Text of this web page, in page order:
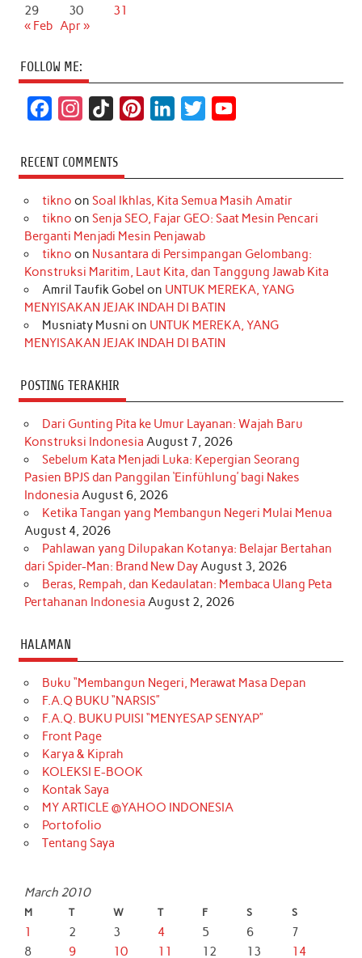
29
30
31
« Feb Apr »
FOLLOW ME:
c
e
b
o
k
s
t
a
r
a
m
k
T
o
k
t
e
r
e
s
t
k
e
d
I
n
t
t
r
T
u
e
RECENT COMMENTS
tikno on Soal Ikhlas, Kita Semua Masih Amatir
tikno on Senja SEO, Fajar GEO: Saat Mesin Pencari
Berganti Menjadi Mesin Penjawab
tikno on Nusantara di Persimpangan Gelombang:
Konstruksi Maritim, Laut Kita, dan Tanggung Jawab Kita
Amril Taufik Gobel on UNTUK MEREKA, YANG
MENYISAKAN JEJAK INDAH DI BATIN
Musniaty Musni on UNTUK MEREKA, YANG
MENYISAKAN JEJAK INDAH DI BATIN
POSTING TERAKHIR
Dari Gunting Pita ke Umur Layanan: Wajah Baru
Konstruksi Indonesia August 7, 2026
Sebelum Kata Menjadi Luka: Kepergian Seorang
Pasien BPJS dan Panggilan ‘Einfühlung’ bagi Nakes
Indonesia August 6, 2026
Ketika Tangan yang Membangun Negeri Mulai Menua
August 4, 2026
Pahlawan yang Dilupakan Kotanya: Belajar Bertahan
dari Spider-Man: Brand New DayAugust 3, 2026
Beras, Rempah, dan Kedaulatan: Membaca Ulang Peta
Pertahanan Indonesia August 2, 2026
HALAMAN
Buku “Membangun Negeri, Merawat Masa Depan
F.A.Q BUKU “NARSIS”
F.A.Q. BUKU PUISI “MENYESAP SENYAP”
Front Page
Karya & Kiprah
KOLEKSI E-BOOK
Kontak Saya
MY ARTICLE @YAHOO INDONESIA
Portofolio
Tentang Saya
March 2010
M T W T F S S
1 2 3 4 5 6
7
8
9 10 11 12 13 14